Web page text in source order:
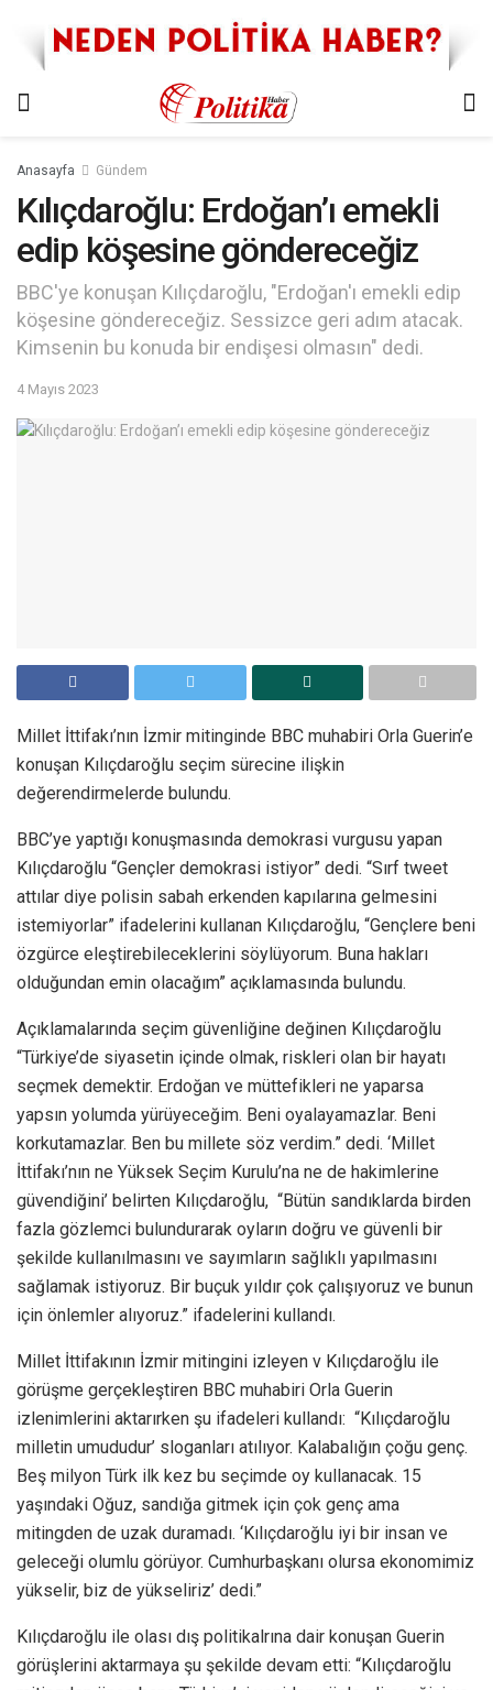
Anasayfa Gündem
Kılıçdaroğlu: Erdoğan’ı emekli
edip köşesine göndereceğiz
BBC'ye konuşan Kılıçdaroğlu, "Erdoğan'ı emekli edip
köşesine göndereceğiz. Sessizce geri adım atacak.
Kimsenin bu konuda bir endişesi olmasın" dedi.
4 Mayıs 2023
Millet İttifakı’nın İzmir mitinginde BBC muhabiri Orla Guerin’e
konuşan Kılıçdaroğlu seçim sürecine ilişkin
değerendirmelerde bulundu.
BBC’ye yaptığı konuşmasında demokrasi vurgusu yapan
Kılıçdaroğlu “Gençler demokrasi istiyor” dedi. “Sırf tweet
attılar diye polisin sabah erkenden kapılarına gelmesini
istemiyorlar” ifadelerini kullanan Kılıçdaroğlu, “Gençlere beni
özgürce eleştirebileceklerini söylüyorum. Buna hakları
olduğundan emin olacağım” açıklamasında bulundu.
Açıklamalarında seçim güvenliğine değinen Kılıçdaroğlu
“Türkiye’de siyasetin içinde olmak, riskleri olan bir hayatı
seçmek demektir. Erdoğan ve müttefikleri ne yaparsa
yapsın yolumda yürüyeceğim. Beni oyalayamazlar. Beni
korkutamazlar. Ben bu millete söz verdim.” dedi. ‘Millet
İttifakı’nın ne Yüksek Seçim Kurulu’na ne de hakimlerine
güvendiğini’ belirten Kılıçdaroğlu, “Bütün sandıklarda birden
fazla gözlemci bulundurarak oyların doğru ve güvenli bir
şekilde kullanılmasını ve sayımların sağlıklı yapılmasını
sağlamak istiyoruz. Bir buçuk yıldır çok çalışıyoruz ve bunun
için önlemler alıyoruz.” ifadelerini kullandı.
Millet İttifakının İzmir mitingini izleyen v Kılıçdaroğlu ile
görüşme gerçekleştiren BBC muhabiri Orla Guerin
izlenimlerini aktarırken şu ifadeleri kullandı: “Kılıçdaroğlu
milletin umududur’ sloganları atılıyor. Kalabalığın çoğu genç.
Beş milyon Türk ilk kez bu seçimde oy kullanacak. 15
yaşındaki Oğuz, sandığa gitmek için çok genç ama
mitingden de uzak duramadı. ‘Kılıçdaroğlu iyi bir insan ve
geleceği olumlu görüyor. Cumhurbaşkanı olursa ekonomimiz
yükselir, biz de yükseliriz’ dedi.”
Kılıçdaroğlu ile olası dış politikalrına dair konuşan Guerin
görüşlerini aktarmaya şu şekilde devam etti: “Kılıçdaroğlu